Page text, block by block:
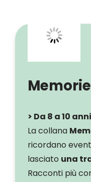
Memorie
> Da 8 a 10
La collana
ricordano
lasciato una
Racconti più